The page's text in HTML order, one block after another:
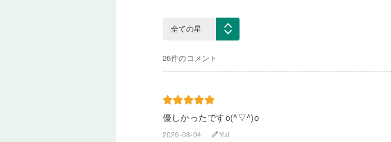
26件のコメント
優しかったですo(^▽^)o
2026-08-04 editYui